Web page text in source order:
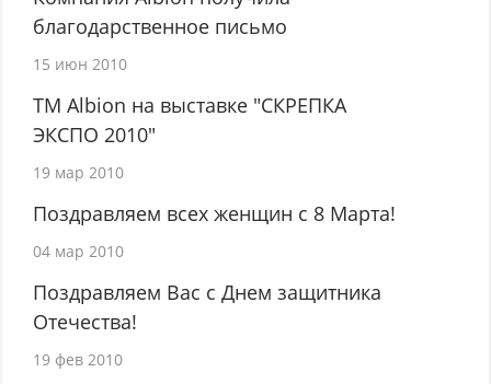
благодарственное письмо
15 июн 2010
ТМ Albion на выставке "СКРЕПКА
ЭКСПО 2010"
19 мар 2010
Поздравляем всех женщин с 8 Марта!
04 мар 2010
Поздравляем Вас с Днем защитника
Отечества!
19 фев 2010